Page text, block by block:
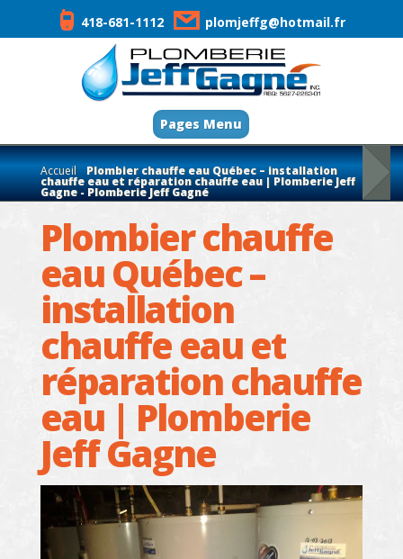
418-681-1112 plomjeffg@hotmail.fr
Pages Menu
Accueil Plombier chauffe eau Québec – installation
chauffe eau et réparation chauffe eau | Plomberie Jeff
Gagne - Plomberie Jeff Gagné
Plombier chauffe
eau Québec –
installation
chauffe eau et
réparation chauffe
eau | Plomberie
Jeff Gagne